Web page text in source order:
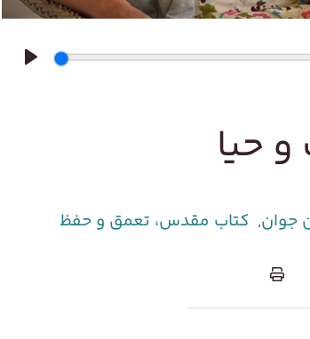
Play
حیا
جوان, کتاب مقدس، تعمق و حفظ